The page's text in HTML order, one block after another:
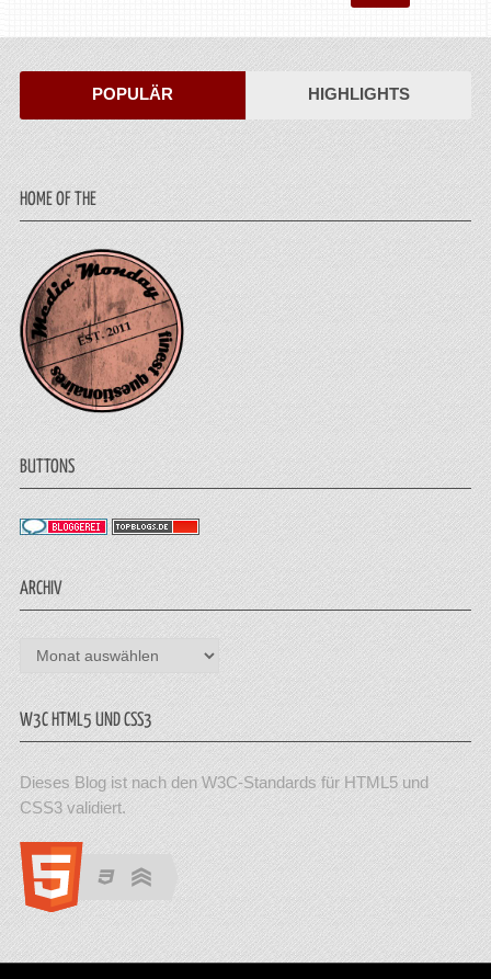
POPULÄR HIGHLIGHTS
HOME OF THE
BUTTONS
ARCHIV
Archiv
W3C HTML5 UND CSS3
Dieses Blog ist nach den W3C-Standards für HTML5 und
CSS3 validiert.